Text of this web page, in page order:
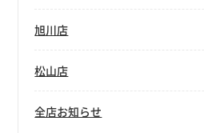
旭川店
松山店
全店お知らせ